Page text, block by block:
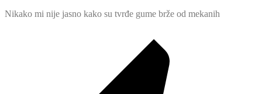
Nikako mi nije jasno kako su tvrđe gume brže od mekanih